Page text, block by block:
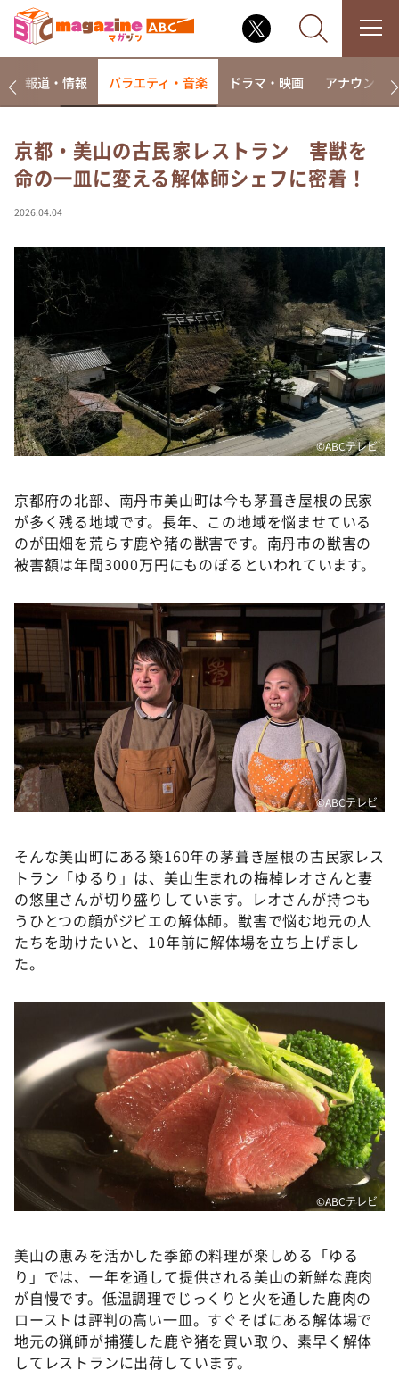
なるみ・岡村の過ぎるTV
相席食堂
～人生密着トークバラエティ！～ やすとものいたっ
て真剣です
探偵！ナイトスクープ
河合＆A.B.C-Z塚田×福井アナ「なんでやねん！？」
（news おかえり）
DAIGOも台所 ～きょうの献立 何にする？～
本日はダイアンなり！シーズン２
教えて！ニュースライブ 正義のミカタ
ＬＩＦＥ～夢のカタチ～
新婚さんいらっしゃい！
ザキ山小屋本館
ぺこぱのまるスポ
アナ回覧板
報道・情報 バラエティ・音楽 ドラマ・映画 アナウンサー
京都・美山の古民家レストラン 害獣を
命の一皿に変える解体師シェフに密着！
2026.04.04
©ABCテレビ
京都府の北部、南丹市美山町は今も茅葺き屋根の民家
が多く残る地域です。長年、この地域を悩ませている
のが田畑を荒らす鹿や猪の獣害です。南丹市の獣害の
被害額は年間3000万円にものぼるといわれています。
©ABCテレビ
そんな美山町にある築160年の茅葺き屋根の古民家レス
トラン「ゆるり」は、美山生まれの梅棹レオさんと妻
の悠里さんが切り盛りしています。レオさんが持つも
うひとつの顔がジビエの解体師。獣害で悩む地元の人
たちを助けたいと、10年前に解体場を立ち上げまし
た。
©ABCテレビ
美山の恵みを活かした季節の料理が楽しめる「ゆる
り」では、一年を通して提供される美山の新鮮な鹿肉
が自慢です。低温調理でじっくりと火を通した鹿肉の
ローストは評判の高い一皿。すぐそばにある解体場で
地元の猟師が捕獲した鹿や猪を買い取り、素早く解体
してレストランに出荷しています。